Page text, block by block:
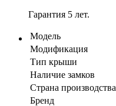
Гарантия 5 лет.
Модель
Модификация
Тип крыши
Наличие замков
Страна производства
Бренд